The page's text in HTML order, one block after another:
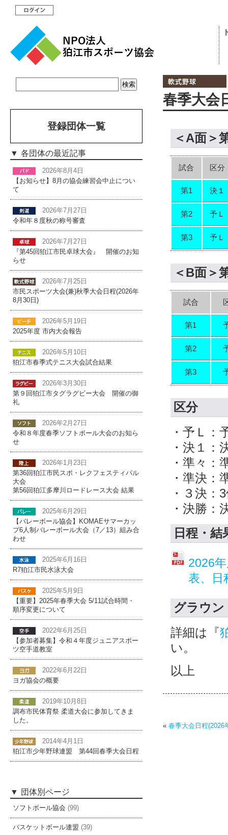
春季大会
＜A面＞
試合 区分
第1 決１
第2 予Ｌ
第3 予Ｌ
＜B面＞
試合
第1
第2
第3
区分
・予Ｌ：
・決１：
・準々：
・準決：
・３決：
・決勝：
日程・結
2026
表、日
グラウ
詳細は『
い。
以上
« 春季大会日程(2026
登録団体一覧
各団体の最近記事
2026年8月4日
【お知らせ】8月の協会練習会中止につい
て
2026年7月27日
令和年８度秋の称号審査
2026年7月27日
『第45回狛江市民卓球大会』 開催のお知
らせ
2026年7月25日
市民スポーツ大会(兼)秋季大会日程(2026年
8月30日)
2026年5月19日
2025年度 市内大会報告
2026年5月10日
狛江市春季式テニス大会試合結果
2026年3月30日
第９回狛江市タグラグビー大会 開催の御
礼
2026年2月27日
令和８年度春季ソフトボール大会のお知ら
せ
2026年1月23日
第36回狛江市民スポ・レクフェスティバル
大会
第56回狛江多摩川ロードレース大会 結果
2025年6月29日
【バレーボール協会】KOMAEサマーカッ
プ6人制バレーボール大会（7／13）組み合
わせ
2025年6月16日
R7狛江市民水泳大会
2025年5月9日
【重要】2025年春季大会 5/11試合時間・
順序変更について
2022年6月25日
【参加者募集】令和４年度ジュニアスポー
ツ空手道教室
2022年6月22日
ヨガ協会の概要
2019年10月8日
調布市民体育祭 柔道大会に参加してきま
した。
2014年4月1日
狛江市少年野球連盟 第44回春季大会日程
団体別ページ
ソフトボール協会 (99)
バスケットボール連盟 (39)